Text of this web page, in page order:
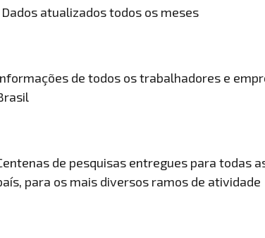
Dados atualizados todos os meses
de todos os trabalhadores e
de pesquisas entregues para todas
para os mais diversos ramos de atividade